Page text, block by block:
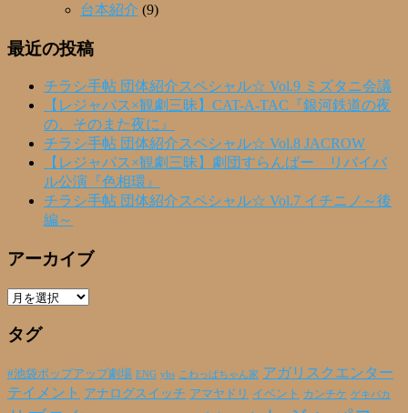
台本紹介 (9)
最近の投稿
チラシ手帖 団体紹介スペシャル☆ Vol.9 ミズタニ会議
【レジャパス×観劇三昧】CAT-A-TAC『銀河鉄道の夜
の、そのまた夜に』
チラシ手帖 団体紹介スペシャル☆ Vol.8 JACROW
【レジャパス×観劇三昧】劇団すらんばー リバイバ
ル公演『色相環』
チラシ手帖 団体紹介スペシャル☆ Vol.7 イチニノ～後
編～
アーカイブ
ア
カ
ブ
タグ
#池袋ポップアップ劇場 ENG yhs こわっぱちゃん家 アガリスクエンター
テイメント アナログスイッチ アマヤドリ イベント カンチケ ゲキバカ